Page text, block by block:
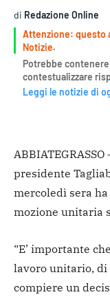
di Redazione Online
Attenzione: questo
Notizie.
Potrebbe
contestualizzare
Leggi le notizie di
presidente
mercoledì sera
mozione unitaria
“E’ importante
lavoro unitario,
compiere un